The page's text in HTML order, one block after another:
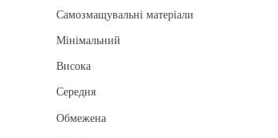
Самозмащувальні матеріали
Мінімальний
Висока
Середня
Обмежена